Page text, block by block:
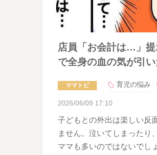
店員「お会計は…」
で全身の血の気が引
ママトピ 育児の悩み
2026/06/09 17:10
子どもとの外出は楽しい反
ません。泣いてしまったり
ママも多いのではないでし